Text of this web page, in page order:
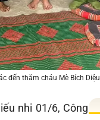
đến thăm cháu Mè Bích Diệu
nhi 01/6, Công